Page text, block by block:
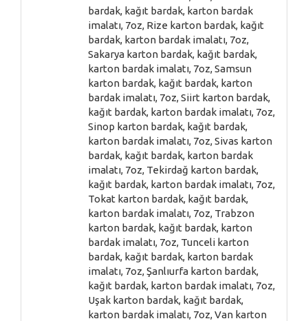
bardak, kağıt bardak, karton bardak
imalatı, 7oz, Rize karton bardak, kağıt
bardak, karton bardak imalatı, 7oz,
Sakarya karton bardak, kağıt bardak,
karton bardak imalatı, 7oz, Samsun
karton bardak, kağıt bardak, karton
bardak imalatı, 7oz, Siirt karton bardak,
kağıt bardak, karton bardak imalatı, 7oz,
Sinop karton bardak, kağıt bardak,
karton bardak imalatı, 7oz, Sivas karton
bardak, kağıt bardak, karton bardak
imalatı, 7oz, Tekirdağ karton bardak,
kağıt bardak, karton bardak imalatı, 7oz,
Tokat karton bardak, kağıt bardak,
karton bardak imalatı, 7oz, Trabzon
karton bardak, kağıt bardak, karton
bardak imalatı, 7oz, Tunceli karton
bardak, kağıt bardak, karton bardak
imalatı, 7oz, Şanlıurfa karton bardak,
kağıt bardak, karton bardak imalatı, 7oz,
Uşak karton bardak, kağıt bardak,
karton bardak imalatı, 7oz, Van karton